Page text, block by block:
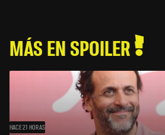
MÁS EN SPOILER
HACE 21 HORAS